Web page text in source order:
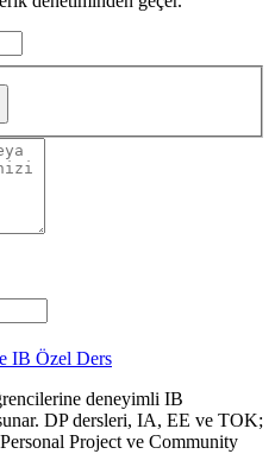
IB Özel Ders
deneyimli IB
DP dersleri, IA, EE ve TOK;
Project ve Community